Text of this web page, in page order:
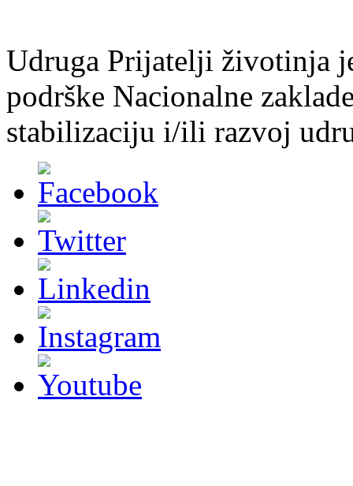
Udruga Prijatelji životinja
podrške Nacionalne
stabilizaciju i/ili razvoj